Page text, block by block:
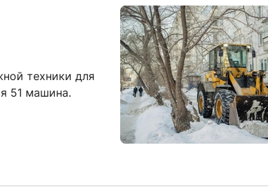
техники для
51 машина.